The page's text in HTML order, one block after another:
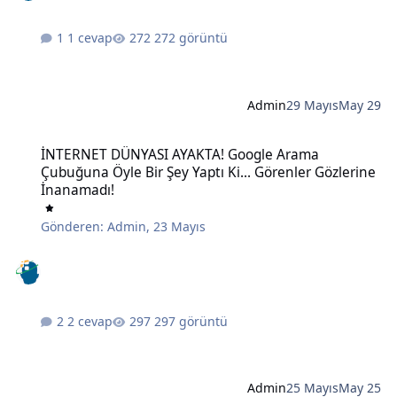
1 cevap 272 görüntü
Admin29 MayısMay 29
İNTERNET DÜNYASI AYAKTA! Google Arama
Çubuğuna Öyle Bir Şey Yaptı Ki... Görenler Gözlerine
İnanamadı!
Gönderen:Admin,23 Mayıs
2 cevap 297 görüntü
Admin25 MayısMay 25